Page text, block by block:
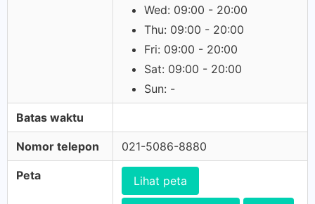
Wed: 09:00 - 20:00
Thu: 09:00 - 20:00
Fri: 09:00 - 20:00
Sat: 09:00 - 20:00
Sun: -
Batas waktu
Nomor telepon 021-5086-8880
Peta Lihat peta